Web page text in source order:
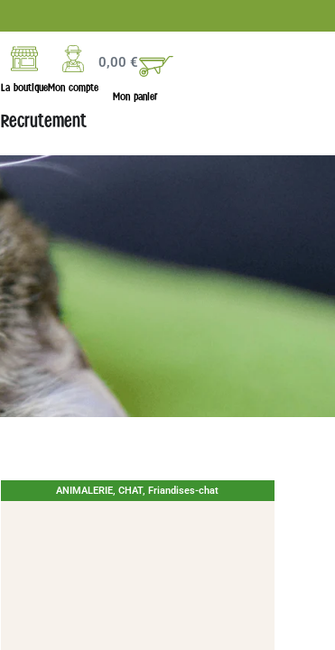
La boutiqueMon compte
0,00€
Mon panier
Recrutement
ANIMALERIE,CHAT,Friandises-chat